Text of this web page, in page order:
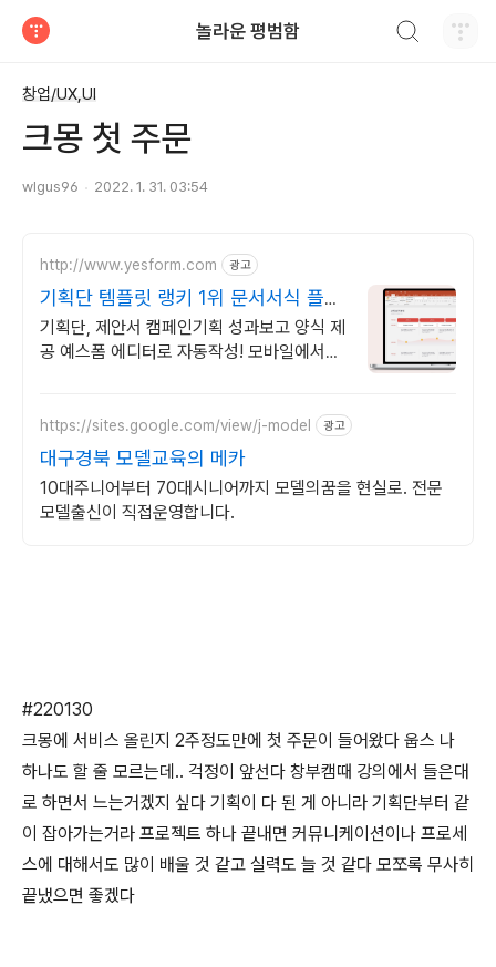
놀라운 평범함
창업/UX,UI
크몽 첫 주문
wlgus96 2022. 1. 31. 03:54
http://www.yesform.com 광고
기획단 템플릿 랭키 1위 문서서식 플랫
폼
기획단, 제안서 캠페인기획 성과보고 양식 제
공 예스폼 에디터로 자동작성! 모바일에서도
https://sites.google.com/view/j-model 광고
대구경북 모델교육의 메카
10대주니어부터 70대시니어까지 모델의꿈을 현실로. 전문
모델출신이 직접운영합니다.
#220130
크몽에 서비스 올린지 2주정도만에 첫 주문이 들어왔다 웁스 나
하나도 할 줄 모르는데.. 걱정이 앞선다 창부캠때 강의에서 들은대
로 하면서 느는거겠지 싶다 기획이 다 된 게 아니라 기획단부터 같
이 잡아가는거라 프로젝트 하나 끝내면 커뮤니케이션이나 프로세
스에 대해서도 많이 배울 것 같고 실력도 늘 것 같다 모쪼록 무사히
끝냈으면 좋겠다